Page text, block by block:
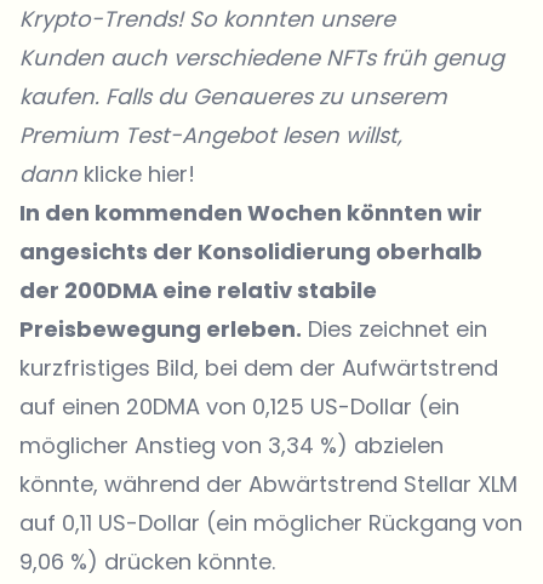
Krypto-Trends! So konnten unsere
Kunden auch verschiedene NFTs früh genug
kaufen. Falls du Genaueres zu unserem
Premium Test-Angebot lesen willst,
dann klicke hier!
In den kommenden Wochen könnten wir
angesichts der Konsolidierung oberhalb
der 200DMA eine relativ stabile
Preisbewegung erleben. Dies zeichnet ein
kurzfristiges Bild, bei dem der Aufwärtstrend
auf einen 20DMA von 0,125 US-Dollar (ein
möglicher Anstieg von 3,34 %) abzielen
könnte, während der Abwärtstrend Stellar XLM
auf 0,11 US-Dollar (ein möglicher Rückgang von
9,06 %) drücken könnte.